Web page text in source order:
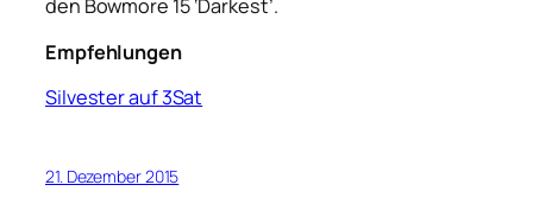
den Bowmore 15 ‘Darkest’.
Empfehlungen
Silvester auf 3Sat
21. Dezember 2015